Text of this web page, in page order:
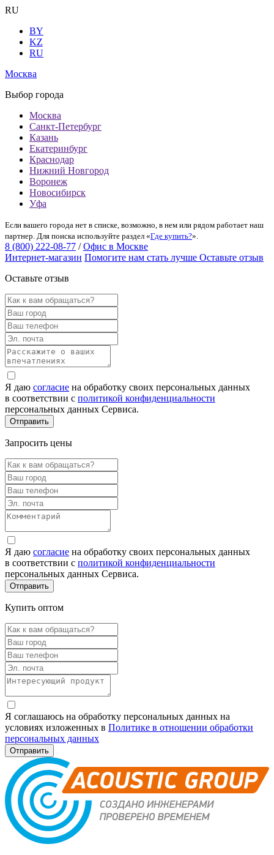
RU
BY
KZ
RU
Москва
Выбор города
Москва
Санкт-Петербург
Казань
Екатеринбург
Краснодар
Нижний Новгород
Воронеж
Новосибирск
Уфа
Если вашего города нет в списке, возможно, в нем или рядом работает наш
партнер. Для поиска используйте раздел «Где купить?».
8 (800) 222-08-77 / Офис в Москве
Интернет-магазин Помогите нам стать лучше Оставьте отзыв
Оставьте отзыв
Я даю согласие на обработку своих персональных данных
в соответствии с политикой конфиденциальности
персональных данных Сервиса.
Запросить цены
Я даю согласие на обработку своих персональных данных
в соответствии с политикой конфиденциальности
персональных данных Сервиса.
Купить оптом
Я соглашаюсь на обработку персональных данных на
условиях изложенных в Политике в отношении обработки
персональных данных